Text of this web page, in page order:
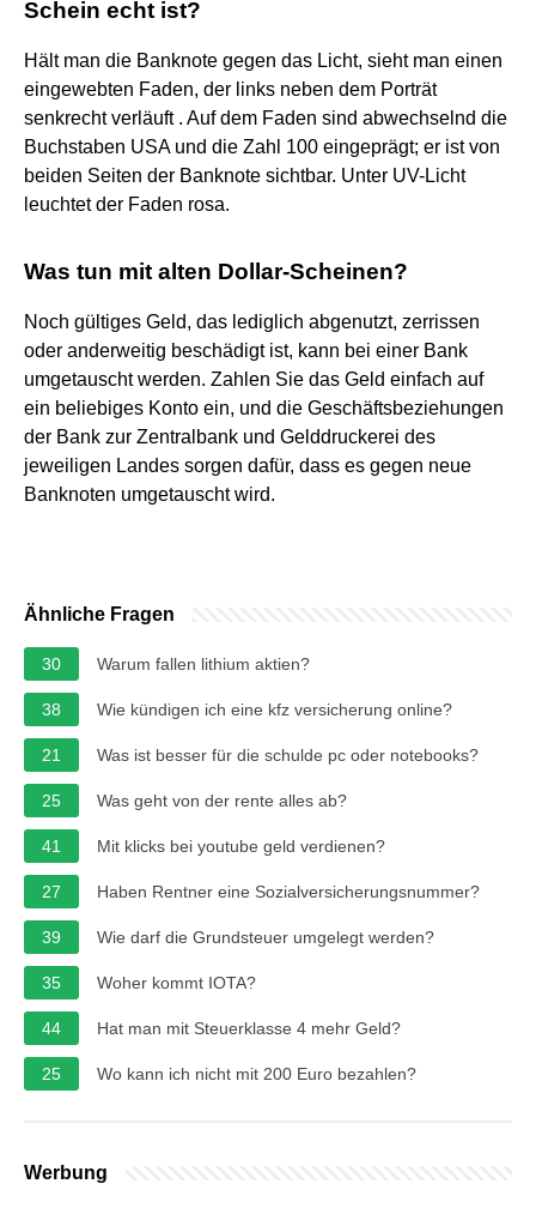
Schein echt ist?
Hält man die Banknote gegen das Licht, sieht man einen
eingewebten Faden, der links neben dem Porträt
senkrecht verläuft . Auf dem Faden sind abwechselnd die
Buchstaben USA und die Zahl 100 eingeprägt; er ist von
beiden Seiten der Banknote sichtbar. Unter UV-Licht
leuchtet der Faden rosa.
Was tun mit alten Dollar-Scheinen?
Noch gültiges Geld, das lediglich abgenutzt, zerrissen
oder anderweitig beschädigt ist, kann bei einer Bank
umgetauscht werden. Zahlen Sie das Geld einfach auf
ein beliebiges Konto ein, und die Geschäftsbeziehungen
der Bank zur Zentralbank und Gelddruckerei des
jeweiligen Landes sorgen dafür, dass es gegen neue
Banknoten umgetauscht wird.
Ähnliche Fragen
30 Warum fallen lithium aktien?
38 Wie kündigen ich eine kfz versicherung online?
21 Was ist besser für die schulde pc oder notebooks?
25 Was geht von der rente alles ab?
41 Mit klicks bei youtube geld verdienen?
27 Haben Rentner eine Sozialversicherungsnummer?
39 Wie darf die Grundsteuer umgelegt werden?
35 Woher kommt IOTA?
44 Hat man mit Steuerklasse 4 mehr Geld?
25 Wo kann ich nicht mit 200 Euro bezahlen?
Werbung